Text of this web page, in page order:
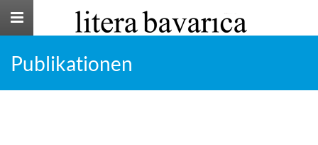
Toggle
Publikationen